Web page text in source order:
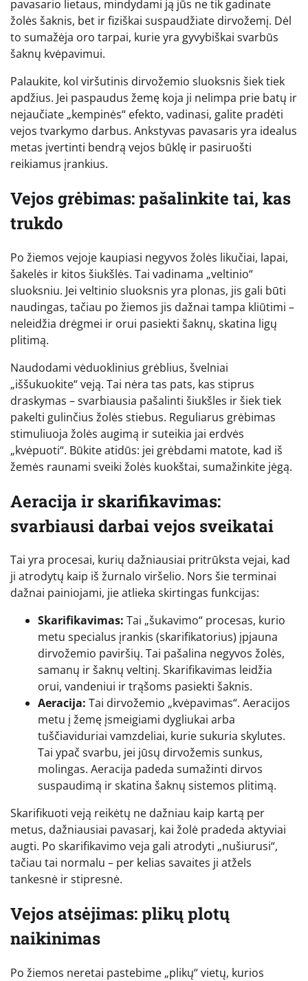
pavasario lietaus, mindydami ją jūs ne tik gadinate
žolės šaknis, bet ir fiziškai suspaudžiate dirvožemį. Dėl
to sumažėja oro tarpai, kurie yra gyvybiškai svarbūs
šaknų kvėpavimui.
Palaukite, kol viršutinis dirvožemio sluoksnis šiek tiek
apdžius. Jei paspaudus žemę koja ji nelimpa prie batų ir
nejaučiate „kempinės“ efekto, vadinasi, galite pradėti
vejos tvarkymo darbus. Ankstyvas pavasaris yra idealus
metas įvertinti bendrą vejos būklę ir pasiruošti
reikiamus įrankius.
Vejos grėbimas: pašalinkite tai, kas
trukdo
Po žiemos vejoje kaupiasi negyvos žolės likučiai, lapai,
šakelės ir kitos šiukšlės. Tai vadinama „veltinio“
sluoksniu. Jei veltinio sluoksnis yra plonas, jis gali būti
naudingas, tačiau po žiemos jis dažnai tampa kliūtimi –
neleidžia drėgmei ir orui pasiekti šaknų, skatina ligų
plitimą.
Naudodami vėduoklinius grėblius, švelniai
„iššukuokite“ veją. Tai nėra tas pats, kas stiprus
draskymas – svarbiausia pašalinti šiukšles ir šiek tiek
pakelti gulinčius žolės stiebus. Reguliarus grėbimas
stimuliuoja žolės augimą ir suteikia jai erdvės
„kvėpuoti“. Būkite atidūs: jei grėbdami matote, kad iš
žemės raunami sveiki žolės kuokštai, sumažinkite jėgą.
Aeracija ir skarifikavimas:
svarbiausi darbai vejos sveikatai
Tai yra procesai, kurių dažniausiai pritrūksta vejai, kad
ji atrodytų kaip iš žurnalo viršelio. Nors šie terminai
dažnai painiojami, jie atlieka skirtingas funkcijas:
Skarifikavimas: Tai „šukavimo“ procesas, kurio
metu specialus įrankis (skarifikatorius) įpjauna
dirvožemio paviršių. Tai pašalina negyvos žolės,
samanų ir šaknų veltinį. Skarifikavimas leidžia
orui, vandeniui ir trąšoms pasiekti šaknis.
Aeracija: Tai dirvožemio „kvėpavimas“. Aeracijos
metu į žemę įsmeigiami dygliukai arba
tuščiaviduriai vamzdeliai, kurie sukuria skylutes.
Tai ypač svarbu, jei jūsų dirvožemis sunkus,
molingas. Aeracija padeda sumažinti dirvos
suspaudimą ir skatina šaknų sistemos plitimą.
Skarifikuoti veją reikėtų ne dažniau kaip kartą per
metus, dažniausiai pavasarį, kai žolė pradeda aktyviai
augti. Po skarifikavimo veja gali atrodyti „nušiurusi“,
tačiau tai normalu – per kelias savaites ji atžels
tankesnė ir stipresnė.
Vejos atsėjimas: plikų plotų
naikinimas
Po žiemos neretai pastebime „plikų“ vietų, kurios